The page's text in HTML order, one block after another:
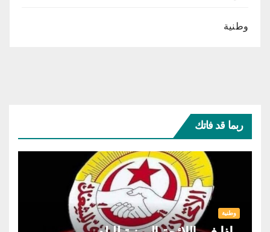
وطنية
ربما قد فاتك
وطنية